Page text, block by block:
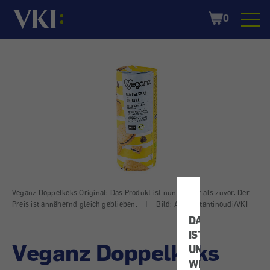
DATENSCHUTZ
IST
UNS
WICHTIG!
Startseite
Shopping
Cart
0
Veganz Doppelkeks Original: Das Produkt ist nun kleiner als zuvor. Der
Preis ist annähernd gleich geblieben.
| Bild: A. Konstantinoudi/VKI
Veganz Doppelkeks